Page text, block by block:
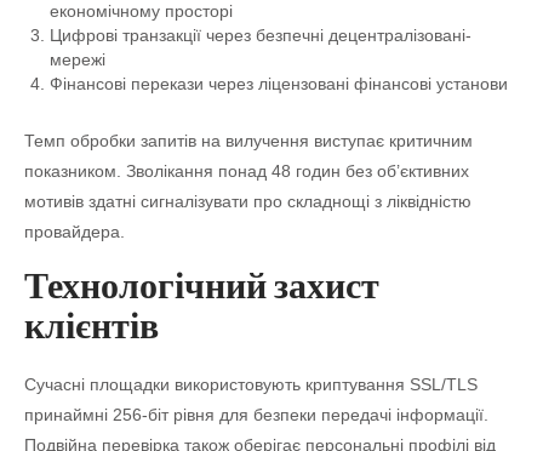
економічному просторі
Цифрові транзакції через безпечні децентралізовані-
мережі
Фінансові перекази через ліцензовані фінансові установи
Темп обробки запитів на вилучення виступає критичним
показником. Зволікання понад 48 годин без об’єктивних
мотивів здатні сигналізувати про складнощі з ліквідністю
провайдера.
Технологічний захист
клієнтів
Сучасні площадки використовують криптування SSL/TLS
принаймні 256-біт рівня для безпеки передачі інформації.
Подвійна перевірка також оберігає персональні профілі від